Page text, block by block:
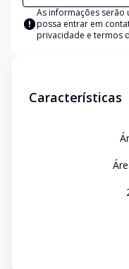
As informações serão
possa entrar em
privacidade e termos
Características